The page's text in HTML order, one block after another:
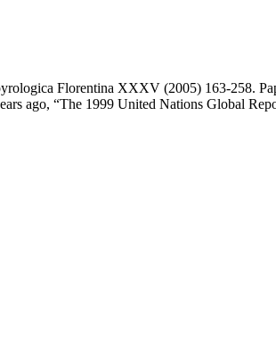
Florentina XXXV (2005) 163-258.
“The 1999 United Nations Global